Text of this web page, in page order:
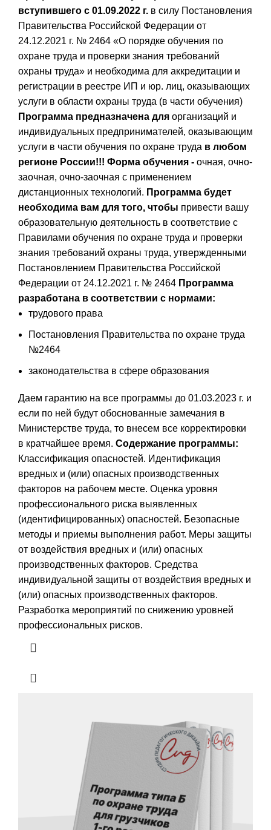
вступившего с 01.09.2022 г. в силу Постановления
Правительства Российской Федерации от
24.12.2021 г. № 2464 «О порядке обучения по
охране труда и проверки знания требований
охраны труда» и необходима для аккредитации и
регистрации в реестре ИП и юр. лиц, оказывающих
услуги в области охраны труда (в части обучения)
Программа предназначена для организаций и
индивидуальных предпринимателей, оказывающим
услуги в части обучения по охране труда в любом
регионе России!!! Форма обучения - очная, очно-
заочная, очно-заочная с применением
дистанционных технологий. Программа будет
необходима вам для того, чтобы привести вашу
образовательную деятельность в соответствие с
Правилами обучения по охране труда и проверки
знания требований охраны труда, утвержденными
Постановлением Правительства Российской
Федерации от 24.12.2021 г. № 2464 Программа
разработана в соответствии с нормами:
трудового права
Постановления Правительства по охране труда
№2464
законодательства в сфере образования
Даем гарантию на все программы до 01.03.2023 г. и
если по ней будут обоснованные замечания в
Министерстве труда, то внесем все корректировки
в кратчайшее время. Содержание программы:
Классификация опасностей. Идентификация
вредных и (или) опасных производственных
факторов на рабочем месте. Оценка уровня
профессионального риска выявленных
(идентифицированных) опасностей. Безопасные
методы и приемы выполнения работ. Меры защиты
от воздействия вредных и (или) опасных
производственных факторов. Средства
индивидуальной защиты от воздействия вредных и
(или) опасных производственных факторов.
Разработка мероприятий по снижению уровней
профессиональных рисков.